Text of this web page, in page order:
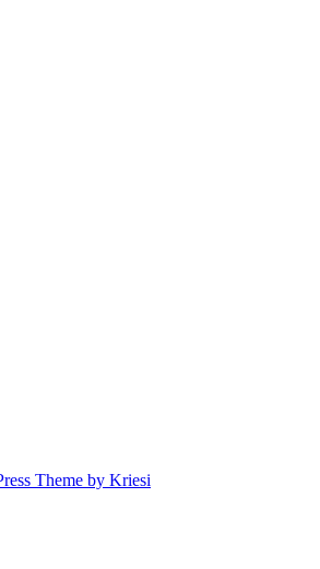
Theme by Kriesi